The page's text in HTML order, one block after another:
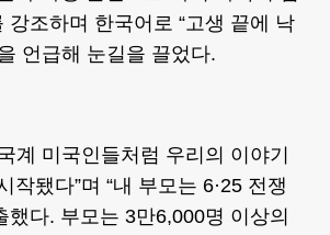
강조하며 한국어로 “고생 끝에 낙
언급해 눈길을 끌었다.
계 미국인들처럼 우리의 이야기
작됐다”며 “내 부모는 6·25 전쟁
했다. 부모는 3만6,000명 이상의